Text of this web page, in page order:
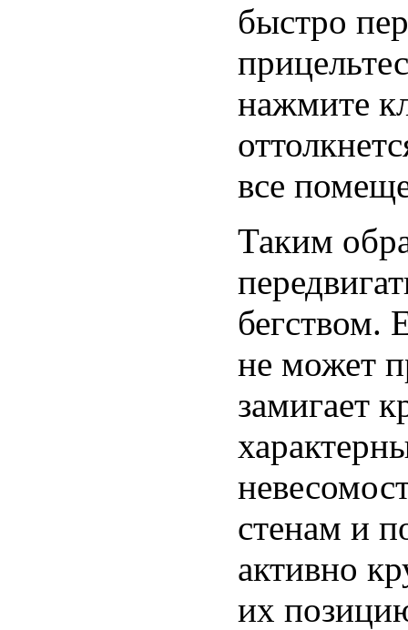
быстро
нажмите
все
Таким
бегством.
не может
замигает
стенам и
активно
их